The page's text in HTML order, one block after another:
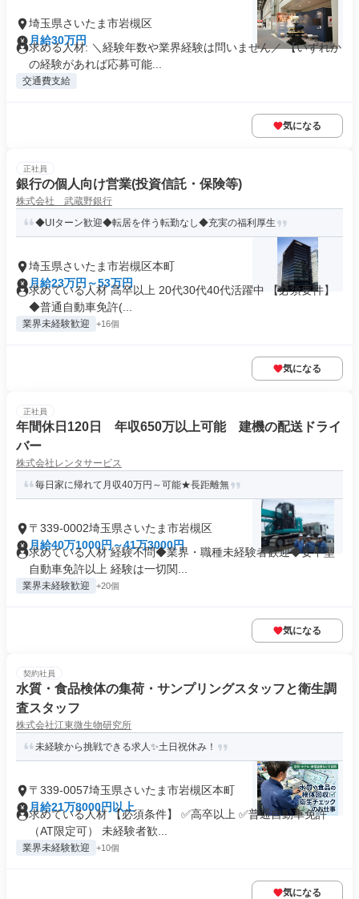
埼玉県さいたま市岩槻区
月給30万円
求める人材: ＼経験年数や業界経験は問いません／ 【いずれか
の経験があれば応募可能...
交通費支給
気になる
正社員
銀行の個人向け営業(投資信託・保険等)
株式会社 武蔵野銀行
◆UIターン歓迎◆転居を伴う転勤なし◆充実の福利厚生
埼玉県さいたま市岩槻区本町
月給23万円～53万円
求めている人材 高卒以上 20代30代40代活躍中 【必須要件】
◆普通自動車免許(...
業界未経験歓迎 +16個
気になる
正社員
年間休日120日 年収650万以上可能 建機の配送ドライ
バー
株式会社レンタサービス
毎日家に帰れて月収40万円～可能★長距離無
〒339-0002埼玉県さいたま市岩槻区
月給40万1000円～41万3000円
求めている人材 経験不問◆業界・職種未経験者歓迎◆要中型
自動車免許以上 経験は一切関...
業界未経験歓迎 +20個
気になる
契約社員
水質・食品検体の集荷・サンプリングスタッフと衛生調
査スタッフ
株式会社江東微生物研究所
未経験から挑戦できる求人✨土日祝休み！
〒339-0057埼玉県さいたま市岩槻区本町
月給21万8000円以上
求めている人材 【必須条件】 ✅高卒以上 ✅普通自動車免許
（AT限定可） 未経験者歓...
業界未経験歓迎 +10個
気になる